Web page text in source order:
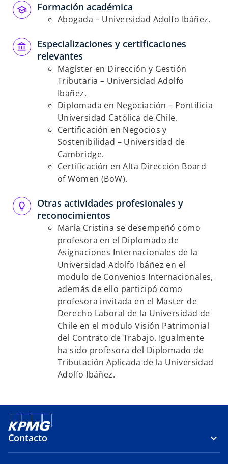
Formación académica
Abogada – Universidad Adolfo Ibáñez.
Especializaciones y certificaciones
relevantes
Magíster en Dirección y Gestión
Tributaria – Universidad Adolfo
Ibañez.
Diplomada en Negociación – Pontificia
Universidad Católica de Chile.
Certificación en Negocios y
Sostenibilidad – Universidad de
Cambridge.
Certificación en Alta Dirección Board
of Women (BoW).
Otras actividades profesionales y
reconocimientos
María Cristina se desempeñó como
profesora en el Diplomado de
Asignaciones Internacionales de la
Universidad Adolfo Ibáñez en el
modulo de Convenios Internacionales,
además de ello participó como
profesora invitada en el Master de
Derecho Laboral de la Universidad de
Chile en el modulo Visión Patrimonial
del Contrato de Trabajo. Igualmente
ha sido profesora del Diplomado de
Tributación Aplicada de la Universidad
Adolfo Ibáñez.
Contacto